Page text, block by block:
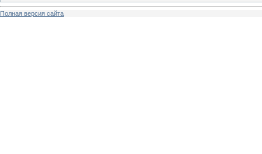
Полная версия сайта